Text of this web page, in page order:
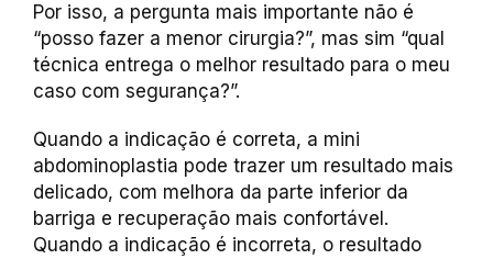
Por isso, a pergunta mais importante não é
“posso fazer a menor cirurgia?”, mas sim “qual
técnica entrega o melhor resultado para o meu
caso com segurança?”.
Quando a indicação é correta, a mini
abdominoplastia pode trazer um resultado mais
delicado, com melhora da parte inferior da
barriga e recuperação mais confortável.
Quando a indicação é incorreta, o resultado